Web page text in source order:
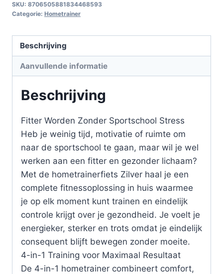
SKU: 8706505881834468593
Categorie: Hometrainer
Beschrijving
Aanvullende informatie
Beschrijving
Fitter Worden Zonder Sportschool Stress
Heb je weinig tijd, motivatie of ruimte om
naar de sportschool te gaan, maar wil je wel
werken aan een fitter en gezonder lichaam?
Met de hometrainerfiets Zilver haal je een
complete fitnessoplossing in huis waarmee
je op elk moment kunt trainen en eindelijk
controle krijgt over je gezondheid. Je voelt je
energieker, sterker en trots omdat je eindelijk
consequent blijft bewegen zonder moeite.
4-in-1 Training voor Maximaal Resultaat
De 4-in-1 hometrainer combineert comfort,